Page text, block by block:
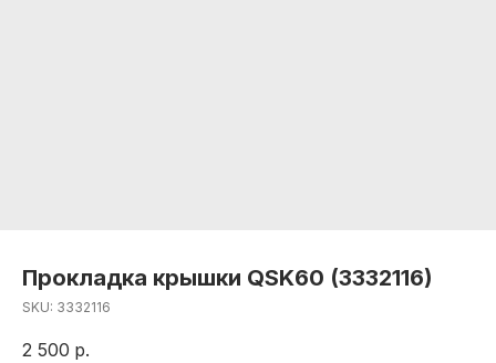
Прокладка крышки QSK60 (3332116)
SKU: 3332116
2 500 р.